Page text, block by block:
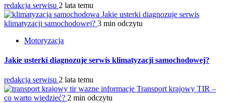
redakcja serwisu 2 lata temu
Jakie usterki diagnozuje serwis
klimatyzacji samochodowej? 3 min odczytu
Motoryzacja
Jakie usterki diagnozuje serwis klimatyzacji samochodowej?
redakcja serwisu 2 lata temu
Transport krajowy TIR –
co warto wiedzieć? 2 min odczytu